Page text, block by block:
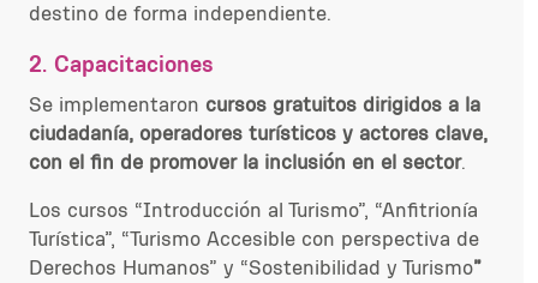
destino de forma independiente.
2. Capacitaciones
Se implementaron cursos gratuitos dirigidos a la
ciudadanía, operadores turísticos y actores clave,
con el fin de promover la inclusión en el sector.
Los cursos “Introducción al Turismo”, “Anfitrionía
Turística”, “Turismo Accesible con perspectiva de
Derechos Humanos” y “Sostenibilidad y Turismo”